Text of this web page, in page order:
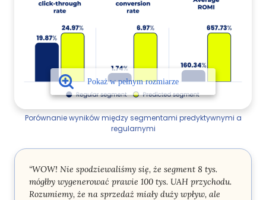
Porównanie wyników między segmentami predyktywnymi a
regularnymi
“WOW! Nie spodziewaliśmy się, że segment 8 tys.
mógłby wygenerować prawie 100 tys. UAH przychodu.
Rozumiemy, że na sprzedaż miały duży wpływ, ale